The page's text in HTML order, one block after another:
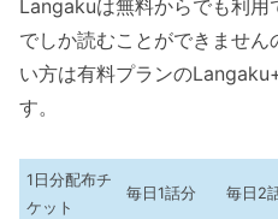
Langakuは無料からでも利用
でしか読むことができませ
い方は有料プランの
す。
1日分配布チ
ケット
毎日1話分 毎日2